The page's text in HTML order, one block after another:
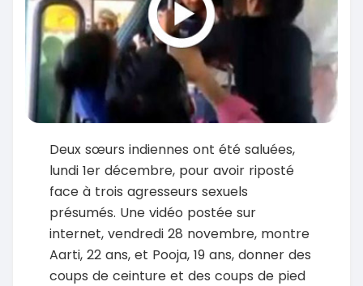
Deux sœurs indiennes ont été saluées,
lundi 1er décembre, pour avoir riposté
face à trois agresseurs sexuels
présumés. Une vidéo postée sur
internet, vendredi 28 novembre, montre
Aarti, 22 ans, et Pooja, 19 ans, donner des
coups de ceinture et des coups de pied